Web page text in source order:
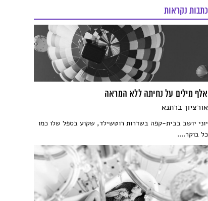
כתבות נקראות
אלף מילים על נחיתה ללא המראה
אורציון ברתנא
יוני יושב בבית-קפה בשדרות רוטשילד, שקוע בספל שלו כמו
כל בוקר....